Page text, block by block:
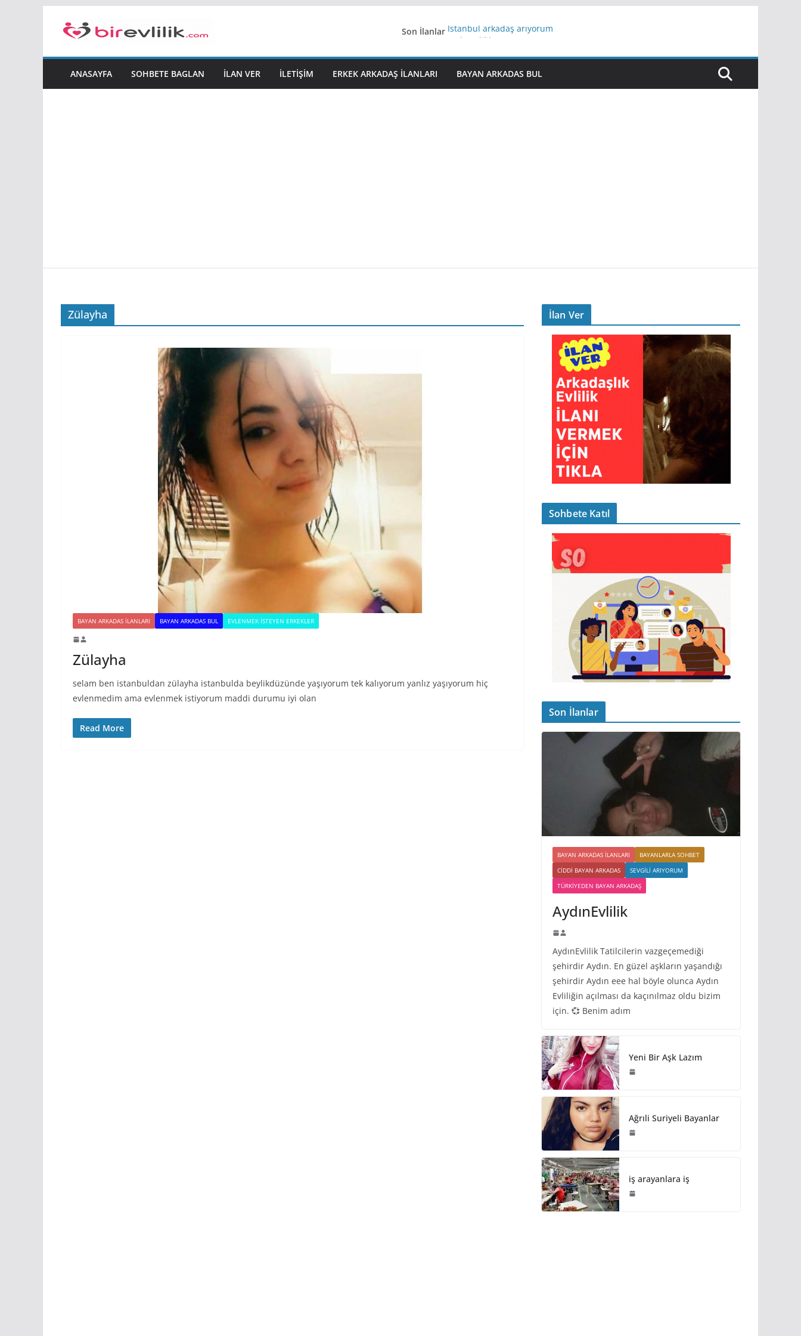
Son İlanlar İstanbul arkadaş arıyorum
Yeni Bir Aşk Lazım
iş arayanlara iş
ANASAYFA SOHBETE BAGLAN İLAN VER İLETIŞIM ERKEK ARKADAŞ ILANLARI BAYAN ARKADAS BUL
Zülayha
BAYAN ARKADAS ILANLARI BAYAN ARKADAS BUL EVLENMEK İSTEYEN ERKEKLER
Zülayha
selam ben istanbuldan zülayha istanbulda beylikdüzünde yaşıyorum tek kalıyorum yanlız yaşıyorum hiç
evlenmedim ama evlenmek istiyorum maddi durumu iyi olan
Read More
İlan Ver
Sohbete Katıl
Son İlanlar
BAYAN ARKADAS ILANLARI
BAYANLARLA SOHBET
CIDDI BAYAN ARKADAS
SEVGILI ARIYORUM
TÜRKIYEDEN BAYAN ARKADAŞ
AydınEvlilik
AydınEvlilik Tatilcilerin vazgeçemediği
şehirdir Aydın. En güzel aşkların yaşandığı
şehirdir Aydın eee hal böyle olunca Aydın
Evliliğin açılması da kaçınılmaz oldu bizim
için. 💞 Benim adım
Yeni Bir Aşk Lazım
Ağrıli Suriyeli Bayanlar
iş arayanlara iş